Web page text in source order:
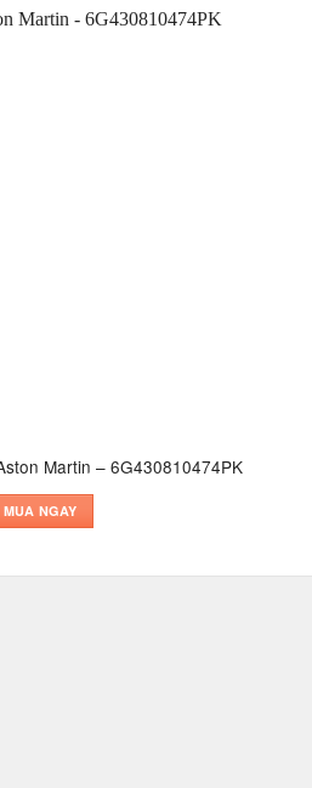
Martin – 6G430810474PK
MUA NGAY